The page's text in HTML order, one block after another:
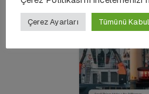
Çerez Ayarları Tümünü